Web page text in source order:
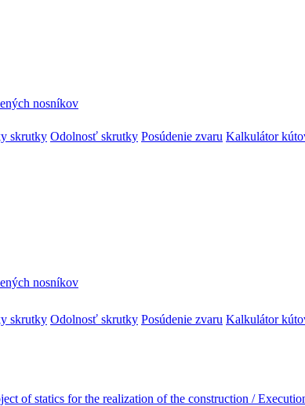
nosníkov
skrutky Odolnosť skrutky Posúdenie zvaru Kalkulátor
nosníkov
skrutky Odolnosť skrutky Posúdenie zvaru Kalkulátor
of statics for the realization of the construction /